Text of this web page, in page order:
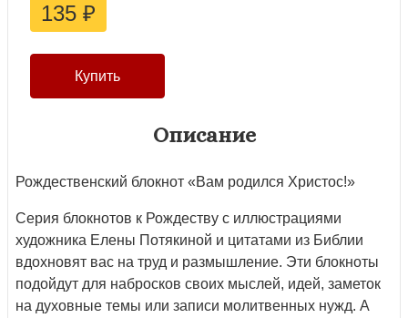
135 ₽
Описание
Рождественский блокнот «Вам родился Христос!»
Серия блокнотов к Рождеству с иллюстрациями
художника Елены Потякиной и цитатами из Библии
вдохновят вас на труд и размышление. Эти блокноты
подойдут для набросков своих мыслей, идей, заметок
на духовные темы или записи молитвенных нужд. А